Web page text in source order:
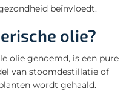
beïnvloedt.
olie?
olie genoemd, is een pure
van stoomdestillatie of
wordt gehaald.